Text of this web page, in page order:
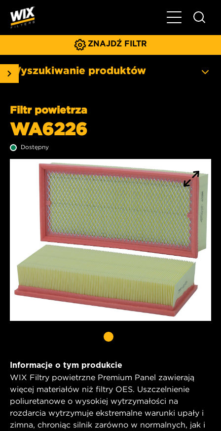
Pokaż/ukryj
ZNAJDŹ FILTR
Wyszukiwanie produktów
Filtr powietrza
WA6226
Dostępny
Informacje o tym produkcie
WIX Filtry powietrzne Premium Panel zawierają
więcej materiałów niż filtry OES. Uszczelnienie
poliuretanowe o wysokiej wytrzymałości na
rozdarcia wytrzymuje ekstremalne warunki upały i
zimna, chroniąc silnik zarówno w normalnych, jak i